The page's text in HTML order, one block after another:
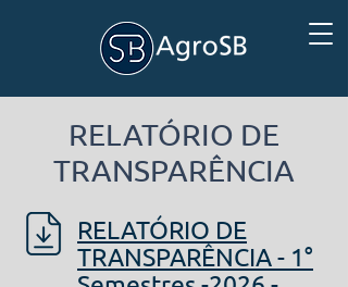
RELATÓRIO DE
TRANSPARÊNCIA
RELATÓRIO DE
TRANSPARÊNCIA - 1°